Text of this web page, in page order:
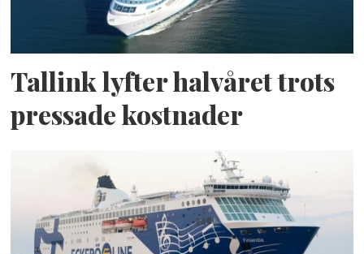
Tallink lyfter halvåret trots
pressade kostnader